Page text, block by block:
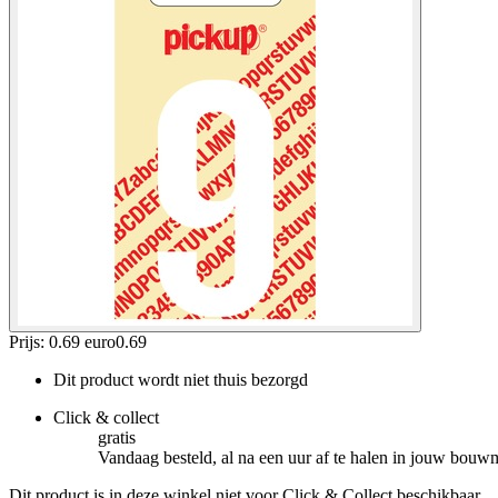
Prijs: 0.69 euro0.69
Dit product wordt niet thuis bezorgd
Click & collect
gratis
Vandaag besteld, al na een uur af te halen in jouw